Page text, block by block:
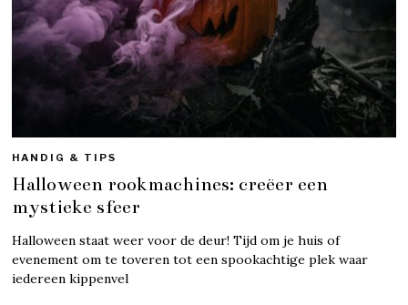
HANDIG & TIPS
Halloween rookmachines: creëer een
mystieke sfeer
Halloween staat weer voor de deur! Tijd om je huis of
evenement om te toveren tot een spookachtige plek waar
iedereen kippenvel